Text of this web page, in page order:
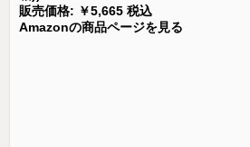
販売価格: ￥5,665 税込
Amazonの商品ページを見る